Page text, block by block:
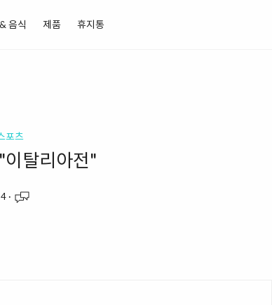
음식 제품 휴지통
포츠
탈리아전"
·